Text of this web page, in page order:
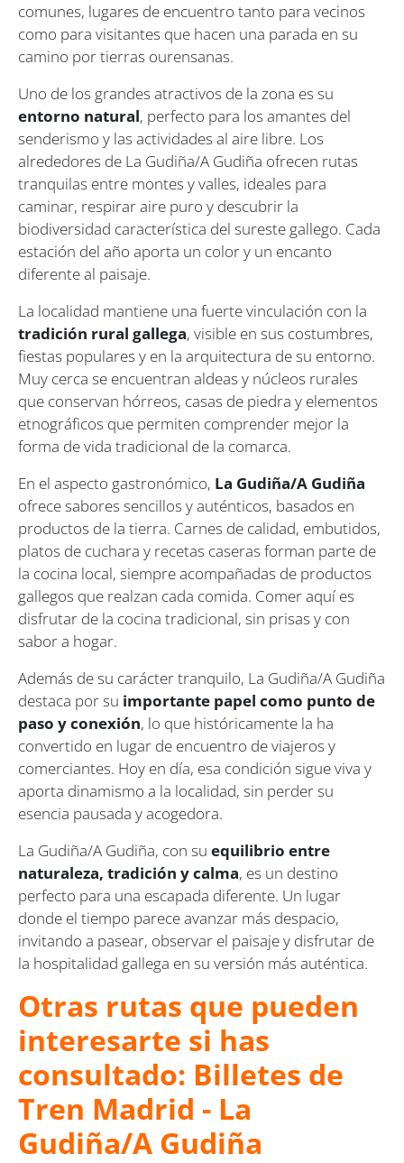
comunes, lugares de encuentro tanto para vecinos
como para visitantes que hacen una parada en su
camino por tierras ourensanas.
Uno de los grandes atractivos de la zona es su
entorno natural, perfecto para los amantes del
senderismo y las actividades al aire libre. Los
alrededores de La Gudiña/A Gudiña ofrecen rutas
tranquilas entre montes y valles, ideales para
caminar, respirar aire puro y descubrir la
biodiversidad característica del sureste gallego. Cada
estación del año aporta un color y un encanto
diferente al paisaje.
La localidad mantiene una fuerte vinculación con la
tradición rural gallega, visible en sus costumbres,
fiestas populares y en la arquitectura de su entorno.
Muy cerca se encuentran aldeas y núcleos rurales
que conservan hórreos, casas de piedra y elementos
etnográficos que permiten comprender mejor la
forma de vida tradicional de la comarca.
En el aspecto gastronómico, La Gudiña/A Gudiña
ofrece sabores sencillos y auténticos, basados en
productos de la tierra. Carnes de calidad, embutidos,
platos de cuchara y recetas caseras forman parte de
la cocina local, siempre acompañadas de productos
gallegos que realzan cada comida. Comer aquí es
disfrutar de la cocina tradicional, sin prisas y con
sabor a hogar.
Además de su carácter tranquilo, La Gudiña/A Gudiña
destaca por su importante papel como punto de
paso y conexión, lo que históricamente la ha
convertido en lugar de encuentro de viajeros y
comerciantes. Hoy en día, esa condición sigue viva y
aporta dinamismo a la localidad, sin perder su
esencia pausada y acogedora.
La Gudiña/A Gudiña, con su equilibrio entre
naturaleza, tradición y calma, es un destino
perfecto para una escapada diferente. Un lugar
donde el tiempo parece avanzar más despacio,
invitando a pasear, observar el paisaje y disfrutar de
la hospitalidad gallega en su versión más auténtica.
Otras rutas que pueden
interesarte si has
consultado: Billetes de
Tren Madrid - La
Gudiña/A Gudiña